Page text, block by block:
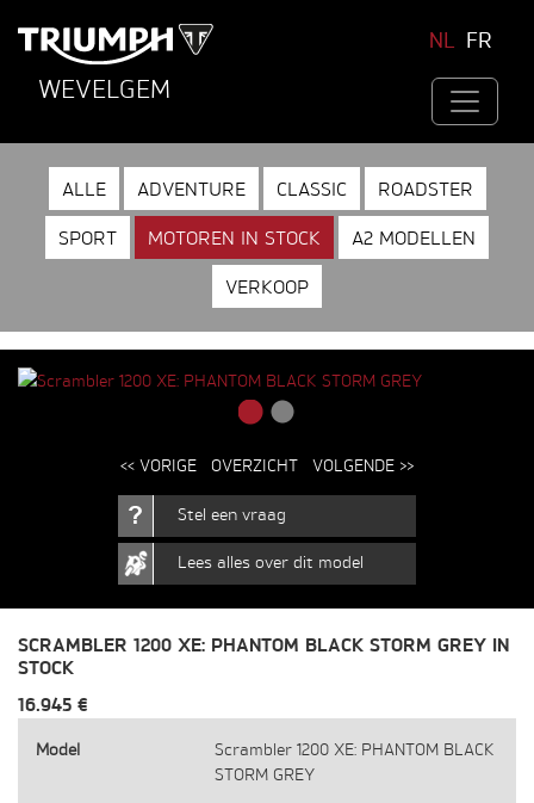
NL FR
WEVELGEM
ALLE ADVENTURE CLASSIC ROADSTER
SPORT MOTOREN IN STOCK A2 MODELLEN
VERKOOP
<< VORIGE OVERZICHT VOLGENDE >>
Stel een vraag
Lees alles over dit model
SCRAMBLER 1200 XE: PHANTOM BLACK STORM GREY IN
STOCK
16.945 €
Model
Scrambler 1200 XE: PHANTOM BLACK
STORM GREY